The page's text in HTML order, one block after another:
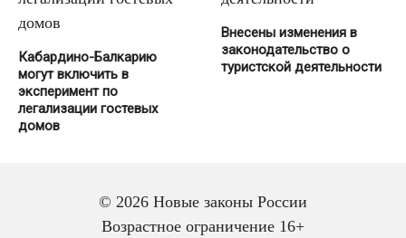
Кабардино-Балкарию
могут включить в
эксперимент по
легализации гостевых
домов
Внесены изменения в
законодательство о
туристской деятельности
© 2026 Новые законы России
Возрастное ограничение 16+